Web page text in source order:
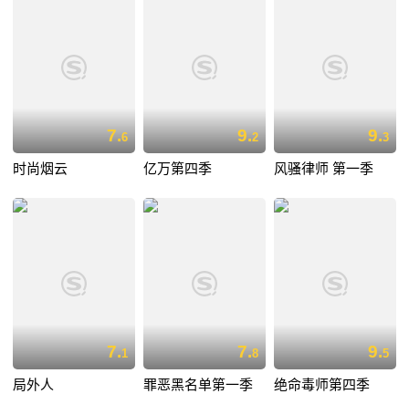
7.6
时尚烟云
9.2
亿万第四季
9.3
风骚律师 第一季
7.1
局外人
7.8
罪恶黑名单第一季
9.5
绝命毒师第四季